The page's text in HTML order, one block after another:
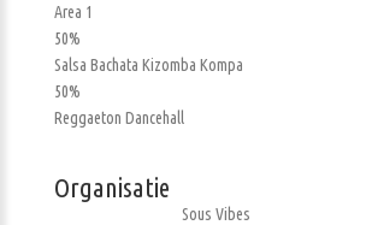
Area 1
50%
Salsa Bachata Kizomba Kompa
50%
Reggaeton Dancehall
Organisatie
Sous Vibes